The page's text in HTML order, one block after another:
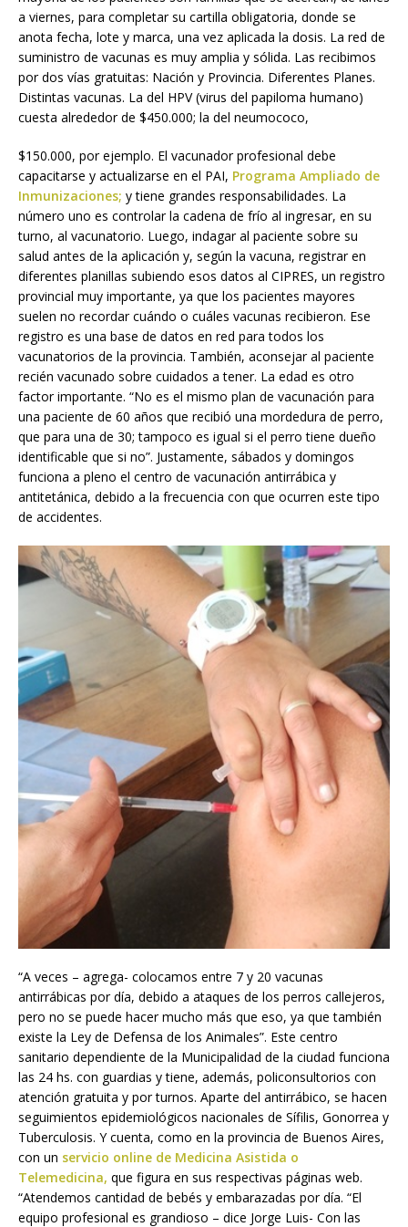
a viernes, para completar su cartilla obligatoria, donde se
anota fecha, lote y marca, una vez aplicada la dosis. La red de
suministro de vacunas es muy amplia y sólida. Las recibimos
por dos vías gratuitas: Nación y Provincia. Diferentes Planes.
Distintas vacunas. La del HPV (virus del papiloma humano)
cuesta alrededor de $450.000; la del neumococo,
$150.000, por ejemplo. El vacunador profesional debe
capacitarse y actualizarse en el PAI, Programa Ampliado de
Inmunizaciones; y tiene grandes responsabilidades. La
número uno es controlar la cadena de frío al ingresar, en su
turno, al vacunatorio. Luego, indagar al paciente sobre su
salud antes de la aplicación y, según la vacuna, registrar en
diferentes planillas subiendo esos datos al CIPRES, un registro
provincial muy importante, ya que los pacientes mayores
suelen no recordar cuándo o cuáles vacunas recibieron. Ese
registro es una base de datos en red para todos los
vacunatorios de la provincia. También, aconsejar al paciente
recién vacunado sobre cuidados a tener. La edad es otro
factor importante. “No es el mismo plan de vacunación para
una paciente de 60 años que recibió una mordedura de perro,
que para una de 30; tampoco es igual si el perro tiene dueño
identificable que si no”. Justamente, sábados y domingos
funciona a pleno el centro de vacunación antirrábica y
antitetánica, debido a la frecuencia con que ocurren este tipo
de accidentes.
“A veces – agrega- colocamos entre 7 y 20 vacunas
antirrábicas por día, debido a ataques de los perros callejeros,
pero no se puede hacer mucho más que eso, ya que también
existe la Ley de Defensa de los Animales”. Este centro
sanitario dependiente de la Municipalidad de la ciudad funciona
las 24 hs. con guardias y tiene, además, policonsultorios con
atención gratuita y por turnos. Aparte del antirrábico, se hacen
seguimientos epidemiológicos nacionales de Sífilis, Gonorrea y
Tuberculosis. Y cuenta, como en la provincia de Buenos Aires,
con un servicio online de Medicina Asistida o
Telemedicina, que figura en sus respectivas páginas web.
“Atendemos cantidad de bebés y embarazadas por día. “El
equipo profesional es grandioso – dice Jorge Luis- Con las